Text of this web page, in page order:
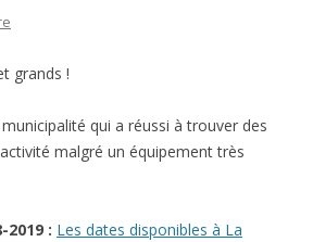
grands !
qui a réussi à trouver des
malgré un équipement très
2019 : Les dates disponibles à La